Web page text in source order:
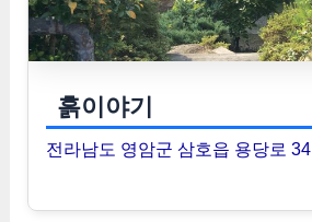
흙이야기
전라남도 영암군 삼호읍 용당로 34